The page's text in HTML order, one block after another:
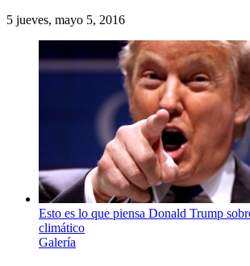
5 jueves, mayo 5, 2016
Esto es lo que piensa Donald Trump
climático
Galería